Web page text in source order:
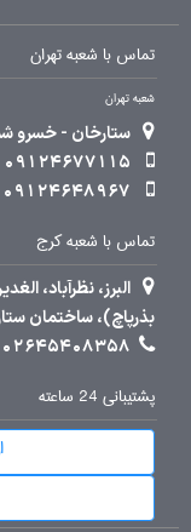
تماس با شعبه تهران
شعبه تهران
ستارخان - خسرو
09124677115
09124648967
تماس با شعبه کرج
بذرپاچ)، ساختمان ستاره،
02645408358
پشتیبانی 24 ساعته